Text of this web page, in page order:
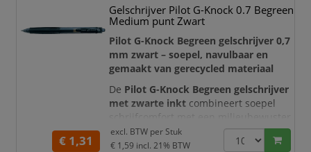
Hierdoor blijven uw notities,
handtekeningen en documenten
langdurig scherp en leesbaar.
Dankzij d
Gelschrijver Pilot G-Knock 0.7 Begreen
Medium punt Zwart
Pilot G-Knock Begreen gelschrijver 0,7
mm zwart – soepel, navulbaar en
gemaakt van gerecycled materiaal
De Pilot G-Knock Begreen gelschrijver
met zwarte inkt combineert soepel
schrijfcomfort met een milieubewuster
ontwerp. De hoogwaardige Pilot-gelinkt
vloeit gelijkmatig over het papier en
€ 1,31
excl. BTW per Stuk
€ 1,59 incl. 21% BTW